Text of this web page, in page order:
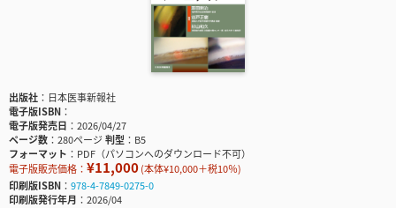
出版社
日本医事新報社
電子版ISBN
電子版発売日
2026/04/27
ページ数
280ページ判型
B5
フォーマット
PDF（パソコンへのダウンロード不可）
電子版販売価格： ¥11,000(本体¥10,000＋税10％)
印刷版ISBN
978-4-7849-0275-0
印刷版発行年月
2026/04